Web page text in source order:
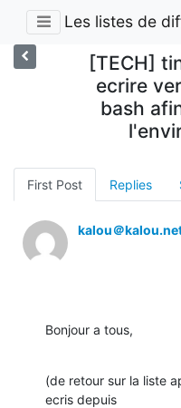
Les listes de
[TECH]
ecrire
bash
First Post Replies
kalou＠
Bonjour a tous,
(de retour sur la liste
ecris depuis